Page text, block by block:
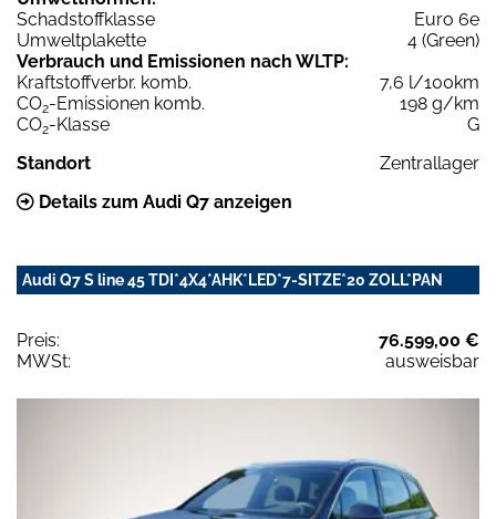
Schadstoffklasse
Euro 6e
Umweltplakette
4 (Green)
Verbrauch und Emissionen nach WLTP:
Kraftstoffverbr. komb.
7,6 l/100km
CO2-Emissionen komb.
198 g/km
CO2-Klasse
G
Standort
Zentrallager
Details zum Audi Q7 anzeigen
Audi Q7 S line 45 TDI*4X4*AHK*LED*7-SITZE*20 ZOLL*PAN
Preis:
76.599,00 €
MWSt:
ausweisbar